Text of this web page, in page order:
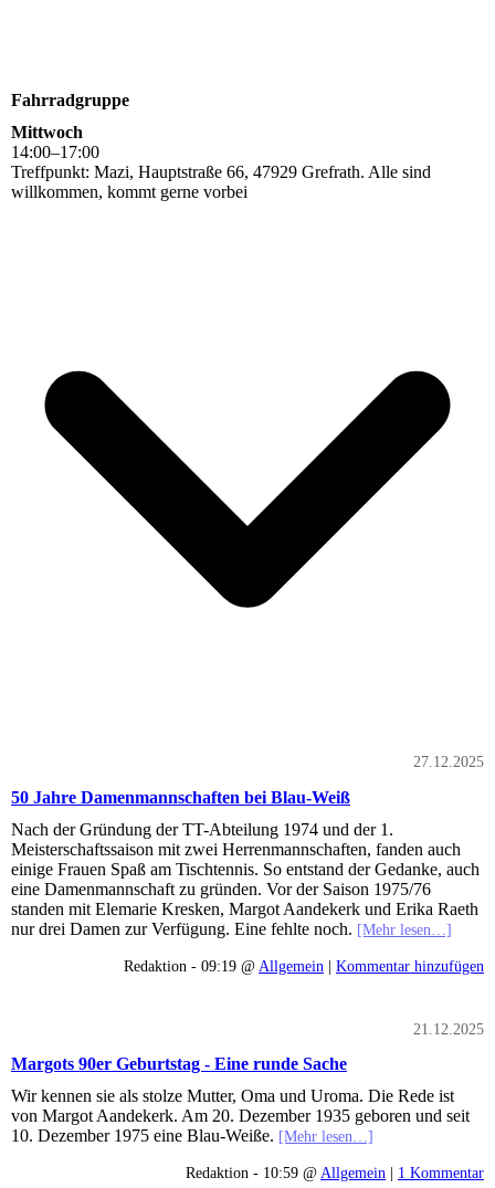
Fahrradgruppe
Mittwoch
14:00–17:00
Treffpunkt: Mazi, Hauptstraße 66, 47929 Grefrath. Alle sind
willkommen, kommt gerne vorbei
27.12.2025
50 Jahre Damenmannschaften bei Blau-Weiß
Nach der Gründung der TT-Abteilung 1974 und der 1.
Meisterschaftssaison mit zwei Herrenmannschaften, fanden auch
einige Frauen Spaß am Tischtennis. So entstand der Gedanke, auch
eine Damenmannschaft zu gründen. Vor der Saison 1975/76
standen mit Elemarie Kresken, Margot Aandekerk und Erika Raeth
nur drei Damen zur Verfügung. Eine fehlte noch. [Mehr lesen…]
Redaktion - 09:19 @ Allgemein | Kommentar hinzufügen
21.12.2025
Margots 90er Geburtstag - Eine runde Sache
Wir kennen sie als stolze Mutter, Oma und Uroma. Die Rede ist
von Margot Aandekerk. Am 20. Dezember 1935 geboren und seit
10. Dezember 1975 eine Blau-Weiße. [Mehr lesen…]
Redaktion - 10:59 @ Allgemein | 1 Kommentar